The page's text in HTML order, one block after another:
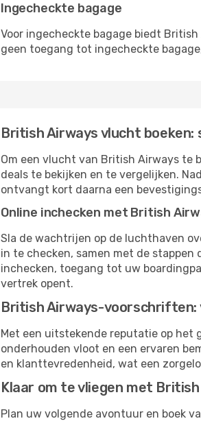
Ingecheckte bagage
Voor ingecheckte bagage biedt
geen toegang tot ingecheckte
British Airways vlucht boeken:
Om een ​​vlucht van British Airways te
deals te bekijken en te vergelijken.
ontvangt kort daarna een
Online inchecken met British
Sla de wachtrijen op de luchthaven
in te checken, samen met de
inchecken, toegang tot uw
vertrek opent.
British Airways-voorschriften:
Met een uitstekende reputatie op het
onderhouden vloot en een ervaren
en klanttevredenheid, wat een
Klaar om te vliegen met
Plan uw volgende avontuur en boek